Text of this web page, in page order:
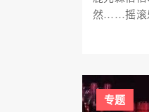
然……摇滚
专题